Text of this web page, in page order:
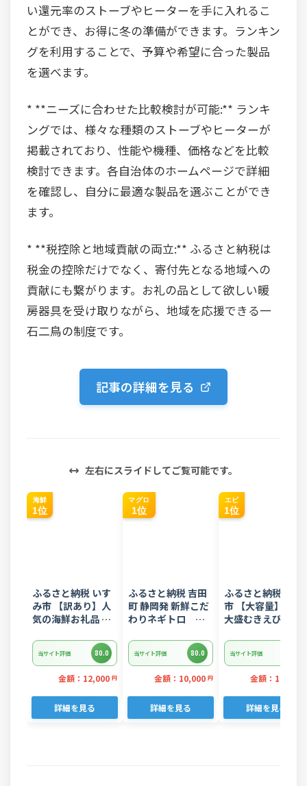
い還元率のストーブやヒーターを手に入れるこ
とができ、お得に冬の準備ができます。ランキン
グを利用することで、予算や希望に合った製品
を選べます。
* **ニーズに合わせた比較検討が可能:** ランキ
ングでは、様々な種類のストーブやヒーターが
掲載されており、性能や機種、価格などを比較
検討できます。各自治体のホームページで詳細
を確認し、自分に最適な製品を選ぶことができ
ます。
* **税控除と地域貢献の両立:** ふるさと納税は
税金の控除だけでなく、寄付先となる地域への
貢献にも繋がります。お礼の品として欲しい暖
房器具を受け取りながら、地域を応援できる一
石二鳥の制度です。
記事の詳細を見る
左右にスライドしてご覧可能です。
海鮮
1位
ふるさと納税 いす
み市 【訳あり】人
気の海鮮お礼品 チ
り落とし(端材)約
3kg
当サイト評価 80.0
金額：12,000 円
詳細を見る
マグロ
1位
ふるさと納税 吉田
町 静岡発 新鮮こだ
わりネギトロ
り)のセット
当サイト評価 80.0
金額：10,000 円
詳細を見る
エビ
1位
ふるさと納税 西尾
市 【大容量】特大
大盛むきえび
当サイト評価
金額：12,000
詳細を見る